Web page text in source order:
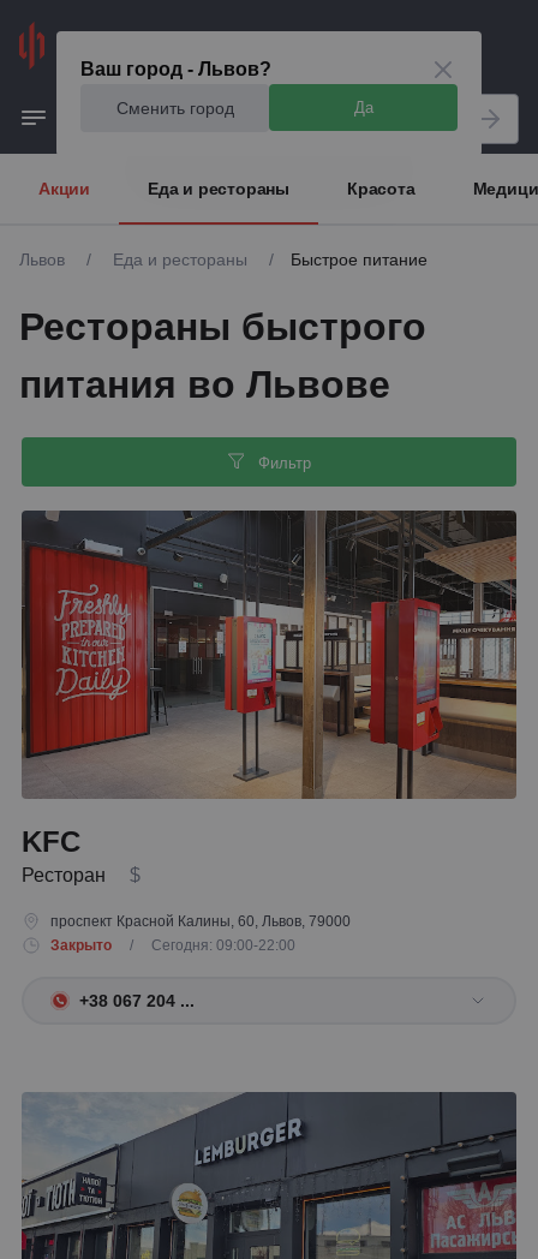
Ваш город - Львов?
Сменить город Да
Акции Еда и рестораны Красота
Львов / Еда и рестораны / Быстрое питание
Рестораны быстрого
питания во Львове
Фильтр
KFC
Ресторан $
проспект Красной Калины, 60, Львов, 79000
Закрыто
/ Сегодня: 09:00-22:00
+38 067 204 ...